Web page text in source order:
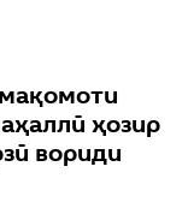
ҳозир
вориди